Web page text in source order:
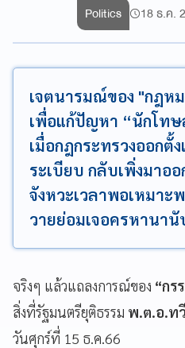
Politics 18 ธ.ค.
เจตนารมณ์ของ "กฎห
เพื่อแก้ปัญหา “นักโทษ
เมื่อกฎกระทรวงออกตั้
ระเบียบ กลับเพิ่งมาอ
จังหวะเวลาพอเหมาะ
วายย่อมเจอครหานานั
จริงๆ แล้วแถลงการณ์ของ “กร
สิ่งที่รัฐมนตรียุติธรรม พ.ต.อ.ท
วันศุกร์ที่ 15 ธ.ค.66